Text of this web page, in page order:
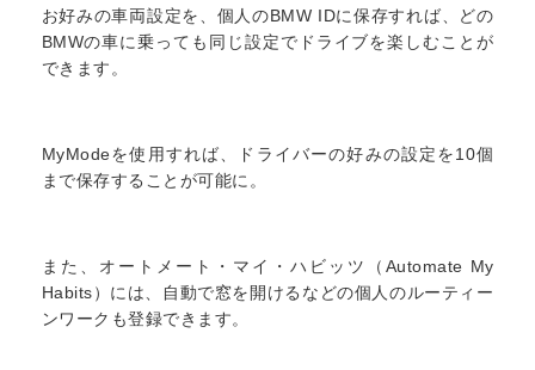
お好みの車両設定を、個人のBMW IDに保存すれば、どの
BMWの車に乗っても同じ設定でドライブを楽しむことが
できます。
MyModeを使用すれば、ドライバーの好みの設定を10個
まで保存することが可能に。
また、オートメート・マイ・ハビッツ（Automate My
Habits）には、自動で窓を開けるなどの個人のルーティー
ンワークも登録できます。